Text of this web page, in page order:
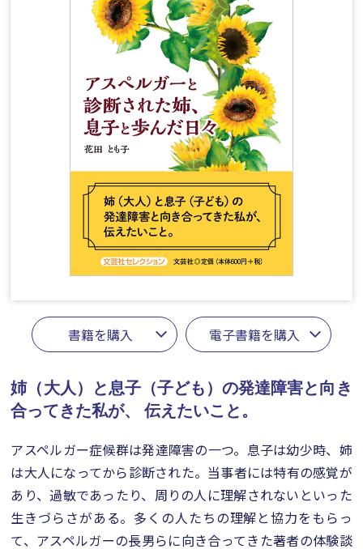
書籍を購入 電子書籍を購入
姉（大人）と息子（子ども）の発達障害と向き
合ってきた私が、
伝えたいこと。
アスペルガー症候群は発達障害の一つ。息子は幼少時、姉
は大人になってから診断された。当事者には特有の感覚が
あり、過敏であったり、周りの人に理解されないといった
生きづらさがある。多くの人たちの理解と協力をもらっ
て、アスペルガーの長男らに向き合ってきた著者の体験談